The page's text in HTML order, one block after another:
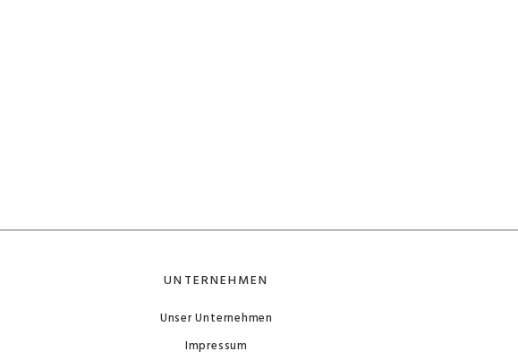
UNTERNEHMEN
Unser Unternehmen
Impressum